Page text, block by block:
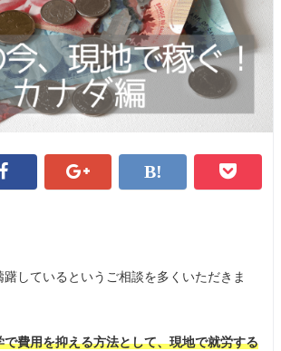
躇しているというご相談を多くいただきま
で費用を抑える方法として、現地で就労する